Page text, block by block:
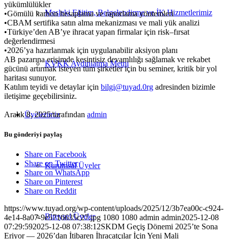
Mesleki Eğitim, Belgelendirme ve İK Hizmetlerimiz
KVKK Aydınlatma Metni
Üyelerimiz
Kurumsal Üyeler
Bireysel Üyeler
yükümlülükler
•Gömülü karbon hesaplama ve raporlama yöntemleri
•CBAM sertifika satın alma mekanizması ve mali yük analizi
•Türkiye’den AB’ye ihracat yapan firmalar için risk–fırsat
değerlendirmesi
•2026’ya hazırlanmak için uygulanabilir aksiyon planı
AB pazarına erişimde kesintisiz devamlılığı sağlamak ve rekabet
gücünü artırmak isteyen tüm şirketler için bu seminer, kritik bir yol
haritası sunuyor.
Katılım teyidi ve detaylar için bilgi@tuyad.0rg adresinden bizimle
iletişime geçebilirsiniz.
Aralık 8, 2025/tarafından admin
Bu gönderiyi paylaş
Share on Facebook
Share on Twitter
Share on WhatsApp
Share on Pinterest
Share on Reddit
https://www.tuyad.org/wp-content/uploads/2025/12/3b7ea00c-c924-
4e14-8a07-9e5716635c27.jpg 1080 1080 admin admin2025-12-08
07:29:592025-12-08 07:38:12SKDM Geçiş Dönemi 2025’te Sona
Eriyor — 2026’dan İtibaren İhracatçılar İçin Yeni Mali